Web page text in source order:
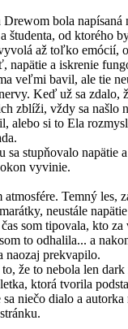
bola napísaná
študenta, od ktorého
až toľko emócií,
napätie a iskrenie
veľmi bavil, ale tie
Keď už sa zdalo,
zblíži, vždy sa našlo
alebo si to Ela
sa stupňovalo napätie
vyvinie.
Temný les,
neustále
som tipovala, kto
to odhalila... a
naozaj prekvapilo.
že to nebola len
ktorá tvorila
niečo dialo a